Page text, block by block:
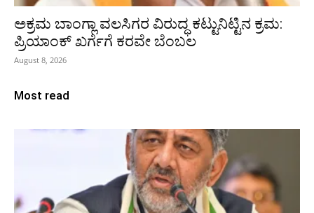
ಅಕ್ರಮ ಬಾಂಗ್ಲಾ ವಲಸಿಗರ ವಿರುದ್ಧ ಕಟ್ಟುನಿಟ್ಟಿನ ಕ್ರಮ:
ಪ್ರಿಯಾಂಕ್ ಖರ್ಗೆಗೆ ಕರವೇ ಬೆಂಬಲ
August 8, 2026
Most read